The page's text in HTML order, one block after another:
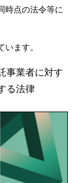
時点の法令等に
ます。
事業者に対す
る法律